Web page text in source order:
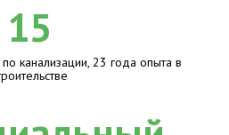
15
канализации, 23 года опыта в